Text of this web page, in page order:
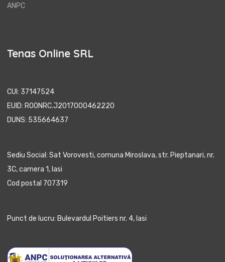
ANPC
Tenas Online SRL
CUI: 37147524
EUID: ROONRC.J2017000462220
DUNS: 535664637
Sediu Social: Sat Vorovesti, comuna Miroslava, str. Pieptanari, nr.
3C, camera 1, Iasi
Cod postal 707319
Punct de lucru: Bulevardul Poitiers nr. 4, Iasi